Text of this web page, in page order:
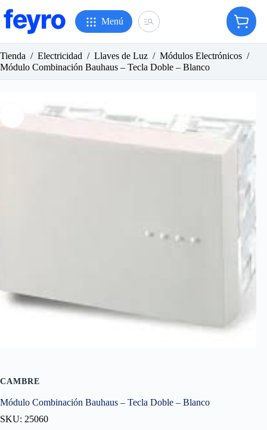
al
contenido
Menú
Carro
de
Tienda / Electricidad / Llaves de Luz / Módulos Electrónicos /
Módulo Combinación Bauhaus – Tecla Doble – Blanco
CAMBRE
Módulo Combinación Bauhaus – Tecla Doble – Blanco
SKU: 25060